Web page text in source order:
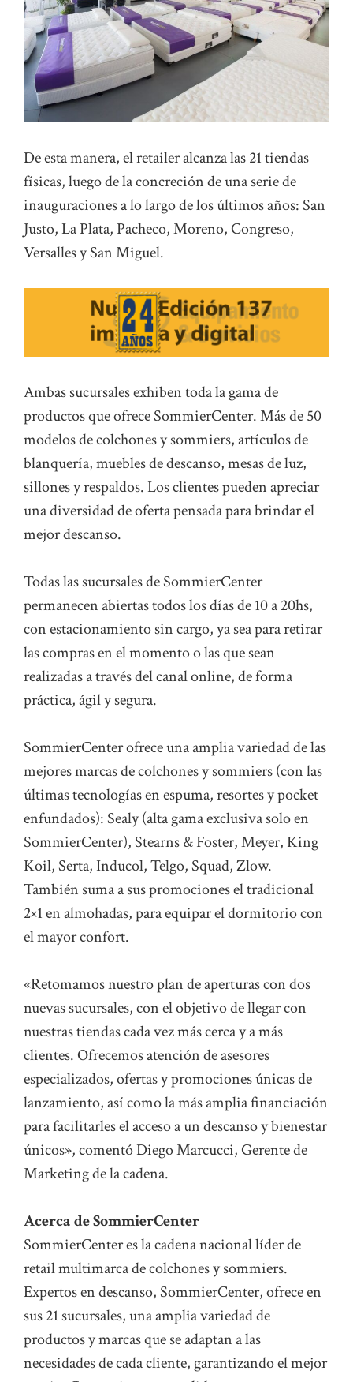
De esta manera, el retailer alcanza las 21 tiendas
físicas, luego de la concreción de una serie de
inauguraciones a lo largo de los últimos años: San
Justo, La Plata, Pacheco, Moreno, Congreso,
Versalles y San Miguel.
Ambas sucursales exhiben toda la gama de
productos que ofrece SommierCenter. Más de 50
modelos de colchones y sommiers, artículos de
blanquería, muebles de descanso, mesas de luz,
sillones y respaldos. Los clientes pueden apreciar
una diversidad de oferta pensada para brindar el
mejor descanso.
Todas las sucursales de SommierCenter
permanecen abiertas todos los días de 10 a 20hs,
con estacionamiento sin cargo, ya sea para retirar
las compras en el momento o las que sean
realizadas a través del canal online, de forma
práctica, ágil y segura.
SommierCenter ofrece una amplia variedad de las
mejores marcas de colchones y sommiers (con las
últimas tecnologías en espuma, resortes y pocket
enfundados): Sealy (alta gama exclusiva solo en
SommierCenter), Stearns & Foster, Meyer, King
Koil, Serta, Inducol, Telgo, Squad, Zlow.
También suma a sus promociones el tradicional
2×1 en almohadas, para equipar el dormitorio con
el mayor confort.
«Retomamos nuestro plan de aperturas con dos
nuevas sucursales, con el objetivo de llegar con
nuestras tiendas cada vez más cerca y a más
clientes. Ofrecemos atención de asesores
especializados, ofertas y promociones únicas de
lanzamiento, así como la más amplia financiación
para facilitarles el acceso a un descanso y bienestar
únicos», comentó Diego Marcucci, Gerente de
Marketing de la cadena.
Acerca de SommierCenter
SommierCenter es la cadena nacional líder de
retail multimarca de colchones y sommiers.
Expertos en descanso, SommierCenter, ofrece en
sus 21 sucursales, una amplia variedad de
productos y marcas que se adaptan a las
necesidades de cada cliente, garantizando el mejor